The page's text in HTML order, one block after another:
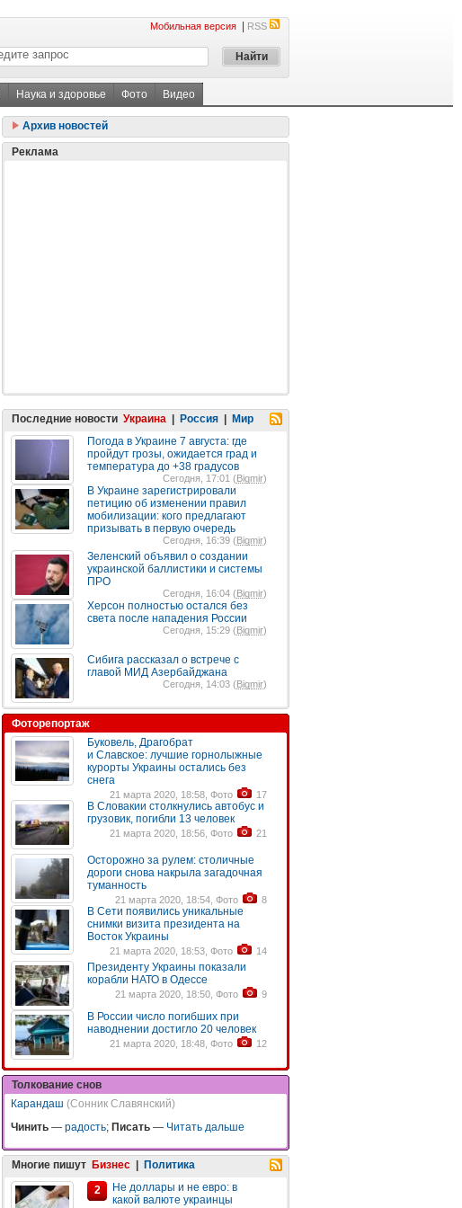
Мобильная версия RSS
Наука и здоровье Фото Видео
Архив новостей
Реклама
Последние новости Украина Россия
Мир
Погода в Украине 7 августа: где
пройдут грозы, ожидается град и
температура до +38 градусов
Сегодня, 17:01 (Bigmir)
В Украине зарегистрировали
петицию об изменении правил
мобилизации: кого предлагают
призывать в первую очередь
Сегодня, 16:39 (Bigmir)
Зеленский объявил о создании
украинской баллистики и системы
ПРО
Сегодня, 16:04 (Bigmir)
Херсон полностью остался без
света после нападения России
Сегодня, 15:29 (Bigmir)
Сибига рассказал о встрече с
главой МИД Азербайджана
Сегодня, 14:03 (Bigmir)
Фоторепортаж
Буковель, Драгобрат
и Славское: лучшие горнолыжные
курорты Украины остались без
снега
21 марта 2020, 18:58, Фото 17
В Словакии столкнулись автобус и
грузовик, погибли 13 человек
21 марта 2020, 18:56, Фото 21
Осторожно за рулем: столичные
дороги снова накрыла загадочная
туманность
21 марта 2020, 18:54, Фото 8
В Сети появились уникальные
снимки визита президента на
Восток Украины
21 марта 2020, 18:53, Фото 14
Президенту Украины показали
корабли НАТО в Одессе
21 марта 2020, 18:50, Фото 9
В России число погибших при
наводнении достигло 20 человек
21 марта 2020, 18:48, Фото 12
Толкование снов
Карандаш (Сонник Славянский)
Чинить — радость; Писать — Читать дальше
Многие пишут Бизнес | Политика
2
Не доллары и не евро: в
какой валюте украинцы